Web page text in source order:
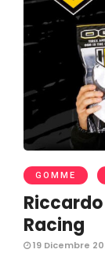
GOMME
Racing
19 Dicembre